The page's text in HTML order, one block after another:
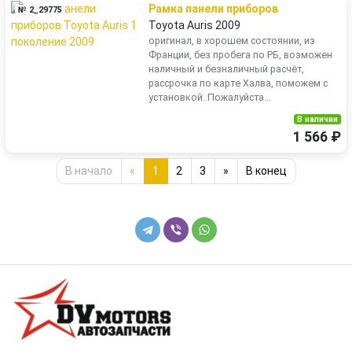
№ 2_29775
Рамка панели приборов
Toyota Auris 2009
оригинал, в хорошем состоянии, из
Франции, без пробега по РБ, возможен
наличный и безналичный расчёт,
рассрочка по карте Халва, поможем с
установкой. Пожалуйста...
В наличии
1 566 ₽
В начало « 1 2 3 » В конец